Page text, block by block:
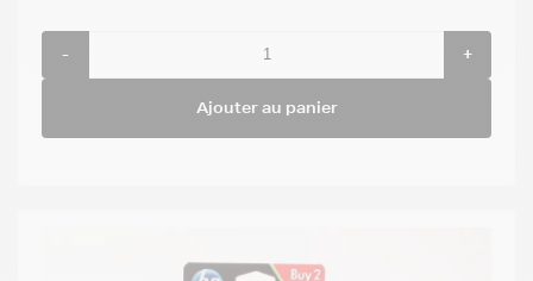
- +
Ajouter au panier